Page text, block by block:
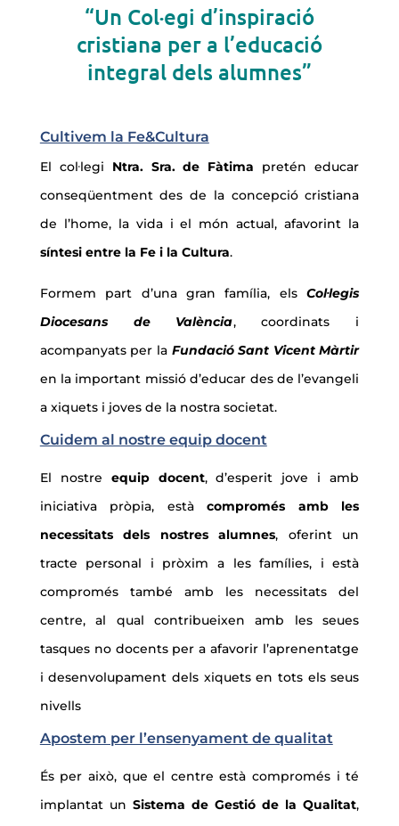
“Un Col·egi d’inspiració
cristiana per a l’educació
integral dels alumnes”
Cultivem la Fe&Cultura
El col·legi Ntra. Sra. de Fàtima pretén educar
conseqüentment des de la concepció cristiana
de l’home, la vida i el món actual, afavorint la
síntesi entre la Fe i la Cultura.
Formem part d’una gran família, elsCol·legis
Diocesans de València, coordinats i
acompanyats per la Fundació Sant Vicent Màrtir
en la important missió d’educar des de l’evangeli
a xiquets i joves de la nostra societat.
Cuidem al nostre equip docent
El nostre equip docent, d’esperit jove i amb
iniciativa pròpia, estàcompromés amb les
necessitats dels nostres alumnes, oferint un
tracte personal i pròxim a les famílies, i està
compromés també amb les necessitats del
centre, al qual contribueixen amb les seues
tasques no docents per a afavorir l’aprenentatge
i desenvolupament dels xiquets en tots els seus
nivells
Apostem per l’ensenyament de qualitat
És per això, que el centre està compromés i té
implantat un Sistema de Gestió de la Qualitat,